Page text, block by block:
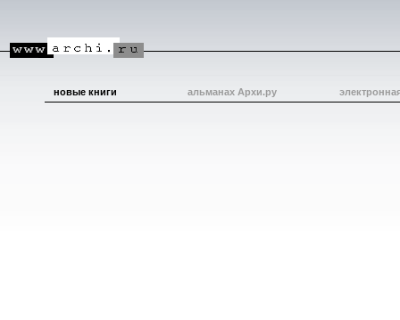
новые книги альманах Архи.ру